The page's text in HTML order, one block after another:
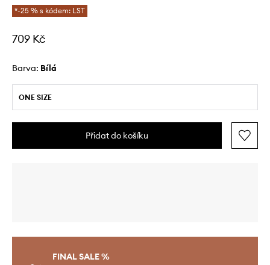
*-25 % s kódem: LST
709 Kč
Barva: bílá
ONE SIZE
Přidat do košíku
FINAL SALE %